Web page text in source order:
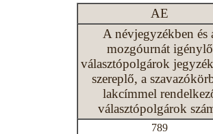
AE
A névjegyzékben és
mozgóurnát igénylő
választópolgárok
szereplő, a
lakcímmel
választópolgárok
789